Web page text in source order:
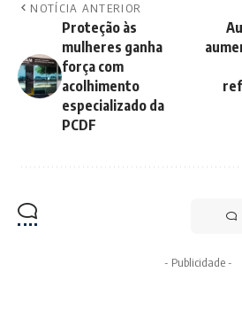
NOTÍCIA ANTERIOR
Proteção às
mulheres ganha
força com
acolhimento
especializado da
PCDF
- Publicidade -